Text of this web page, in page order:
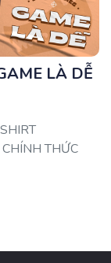
LÀ DỄ
THỨC